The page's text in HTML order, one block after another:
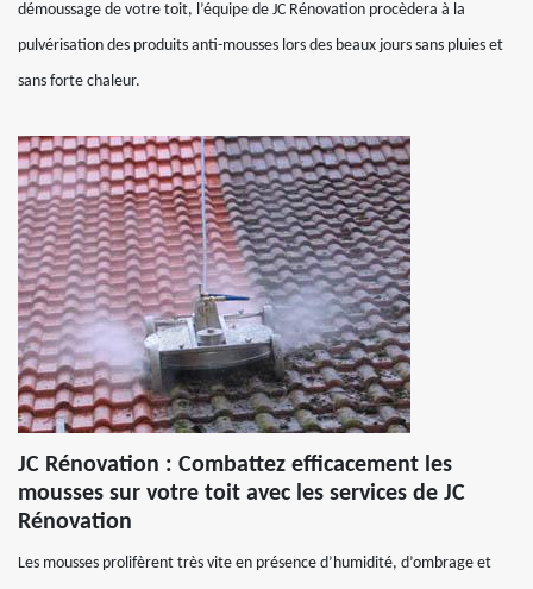
démoussage de votre toit, l’équipe de JC Rénovation procèdera à la
pulvérisation des produits anti-mousses lors des beaux jours sans pluies et
sans forte chaleur.
JC Rénovation : Combattez efficacement les
mousses sur votre toit avec les services de JC
Rénovation
Les mousses prolifèrent très vite en présence d’humidité, d’ombrage et